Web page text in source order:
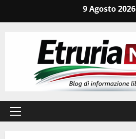
9 Agosto 2026
Menu